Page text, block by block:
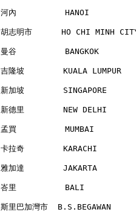
河內          HANOI
胡志明市      HO CHI MINH
曼谷          BANGKOK
吉隆坡        KUALA LUMPUR
新加坡        SINGAPORE
新德里        NEW DELHI
孟買          MUMBAI
卡拉奇        KARACHI
雅加達        JAKARTA
峇里          BALI
斯里巴加灣市  B.S.BEGAWAN